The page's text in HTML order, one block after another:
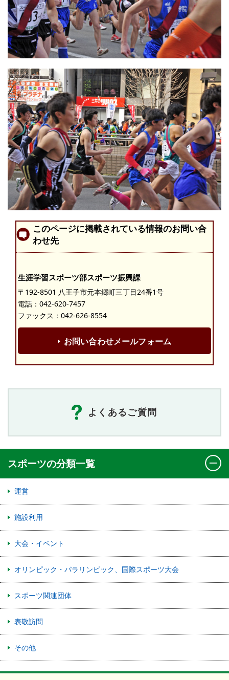
このページに掲載されている情報のお問い合
わせ先
生涯学習スポーツ部スポーツ振興課
〒192-8501 八王子市元本郷町三丁目24番1号
電話： 042-620-7457
ファックス：042-626-8554
お問い合わせメールフォーム
よくあるご質問
スポーツの分類一覧
運営
施設利用
大会・イベント
オリンピック・パラリンピック、国際スポーツ大会
スポーツ関連団体
表敬訪問
その他